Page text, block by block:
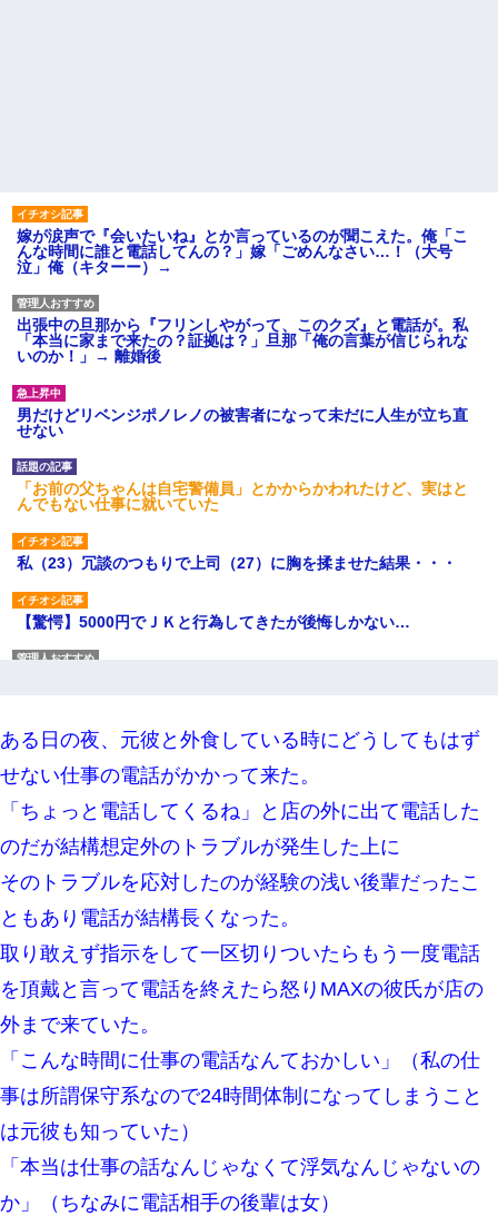
嫁が涙声で『会いたいね』とか言っているのが聞こえた。俺「こ
んな時間に誰と電話してんの？」嫁「ごめんなさい…！（大号
泣」俺（キターー）→
出張中の旦那から『フリンしやがって、このクズ』と電話が。私
「本当に家まで来たの？証拠は？」旦那「俺の言葉が信じられな
いのか！」→ 離婚後
男だけどリベンジポノレノの被害者になって未だに人生が立ち直
せない
「お前の父ちゃんは自宅警備員」とかからかわれたけど、実はと
んでもない仕事に就いていた
私（23）冗談のつもりで上司（27）に胸を揉ませた結果・・・
【驚愕】5000円でＪＫと行為してきたが後悔しかない…
ワイ144kg彼女98kgデブカップル、1年間毎日行為しまくった結
果
【考察】兄嫁急死の1年後、兄が引越すというので手伝いに行った
ら下着が入った引き出しの奥にとんでもないモノを見つけた
32歳ワイ、34歳の可愛い女と付き合うも現実を知ってしまい無事
死亡・・・
ミスした新人(
)に冗談で「行為させてくれたら許してあげる」
妻と同居し始めたときから、よく妻が「どこかで音漏れしてな
い？音楽聞こえる」と言っていて…
我が家のガレージに見知らぬ車。俺「もしもし、玄関にもシャッ
ターリモコンあるだろ？DOWNのボタン押してｗ」→ 待つこと１
時間弱・・・
ある日の夜、元彼と外食している時にどうしてもはず
せない仕事の電話がかかって来た。
「ちょっと電話してくるね」と店の外に出て電話した
のだが結構想定外のトラブルが発生した上に
そのトラブルを応対したのが経験の浅い後輩だったこ
ともあり電話が結構長くなった。
取り敢えず指示をして一区切りついたらもう一度電話
を頂戴と言って電話を終えたら怒りMAXの彼氏が店の
外まで来ていた。
「こんな時間に仕事の電話なんておかしい」（私の仕
事は所謂保守系なので24時間体制になってしまうこと
は元彼も知っていた）
「本当は仕事の話なんじゃなくて浮気なんじゃないの
か」（ちなみに電話相手の後輩は女）